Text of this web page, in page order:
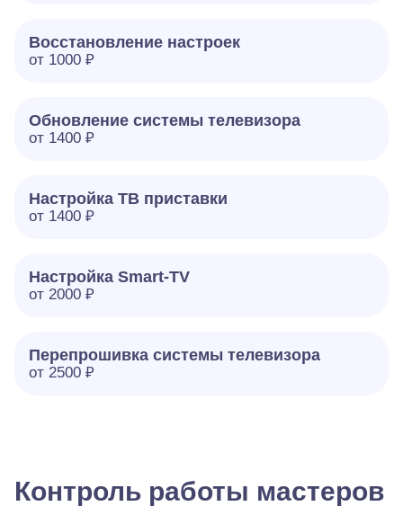
Восстановление настроек
от 1000 ₽
Обновление системы телевизора
от 1400 ₽
Настройка ТВ приставки
от 1400 ₽
Настройка Smart-TV
от 2000 ₽
Перепрошивка системы телевизора
от 2500 ₽
Контроль работы мастеров